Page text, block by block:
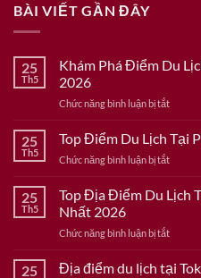
BÀI VIẾT GẦN ĐÂY
25
Th5
Khám Phá Điểm Du
2026
Chức năng bình luận bị tắtở
Phá
Điểm
Du
Bắc
Dẫn
2026
25
Th5
Top Điểm Du Lịch Tại
Chức năng bình luận bị tắtở
Điểm
Du
Tại
Hấp
25
Th5
Top Địa Điểm Du Lịch
Nhất 2026
Chức năng bình luận bị tắtở
Địa
25
Địa điểm du lịch tại